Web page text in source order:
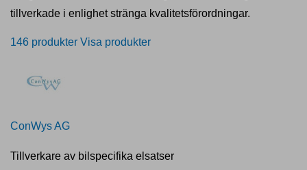
tillverkade i enlighet stränga kvalitetsförordningar.
146 produkter Visa produkter
ConWys AG
Tillverkare av bilspecifika elsatser